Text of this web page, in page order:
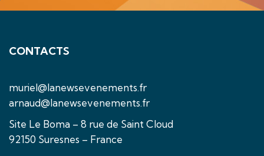
CONTACTS
muriel@lanewsevenements.fr
arnaud@lanewsevenements.fr
Site Le Boma – 8 rue de Saint Cloud
92150 Suresnes – France